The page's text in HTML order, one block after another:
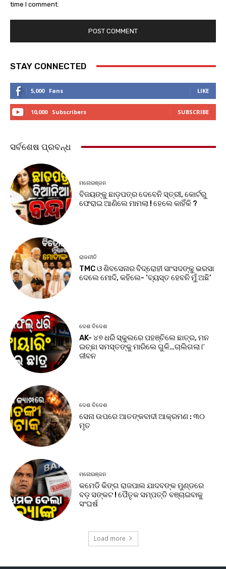
time I comment.
STAY CONNECTED
5,000 Fans LIKE
10,000 Subscribers SUBSCRIBE
ସର୍ବଶେଷ ପ୍ରବନ୍ଧ
ମନୋରଞ୍ଜନ
ବିଜୟଙ୍କୁ ଛାଡ଼ପତ୍ର ଦେବେନି ସ୍ତ୍ରୀ, କୋର୍ଟରୁ
ଫେରାଇ ଆଣିଲେ ମାମଲା ! ହେଲେ କାହିଁକି ?
ରାଜନୀତି
TMC ଓ ଶିବସେନାର ବିଦ୍ରୋହୀ ସାଂସଦଙ୍କୁ ଭରସା
ଦେଲେ ମୋଦି, କହିଲେ- ‘ବ୍ୟସ୍ତ ହେବନି ମୁଁ ଅଛି’
ଦେଶ ବିଦେଶ
AK- ୪୭ ଧରି ସ୍କୁଲରେ ପହଞ୍ଚିଲେ ଛାତ୍ର, ମନ
ଇଚ୍ଛା ସମସ୍ତଙ୍କୁ ମାରିଲେ ଗୁଳି…ଚାଲିଗଲା ୮
ଜୀବନ
ଦେଶ ବିଦେଶ
ସେନା ଉପରେ ଆତଙ୍କବାଦୀ ଆକ୍ରମଣ : ୩୦
ମୃତ
ମନୋରଞ୍ଜନ
କମେଡି କିଙ୍ଗ ରାଜପାଲ ଯାଦବଙ୍କ ମୁଣ୍ଡରେ
ବଡ଼ ସଙ୍କଟ ! ପୈତୃକ ସମ୍ପତ୍ତି ବଞ୍ଚାଇବାକୁ
ସଂଘର୍ଷ
Load more